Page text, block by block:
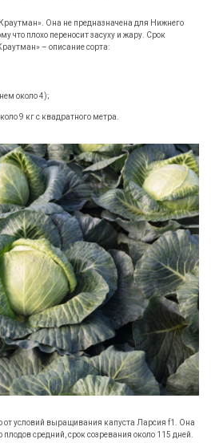
Она не предназначена для Нижнего
что плохо переносит засуху и жару. Срок
– описание сорта:
около 4);
9 кг с квадратного метра.
от условий выращивания капуста Ларсия f1. Она
средний, срок созревания около 115 дней.